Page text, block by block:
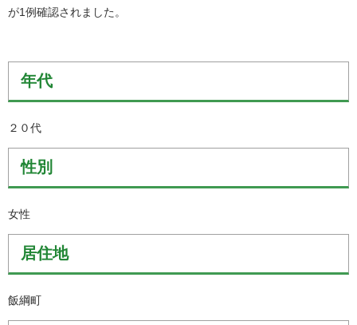
が1例確認されました。
年代
２０代
性別
女性
居住地
飯綱町